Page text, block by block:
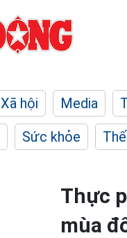
Xã hội Media
Sức khỏe
Thực
mùa